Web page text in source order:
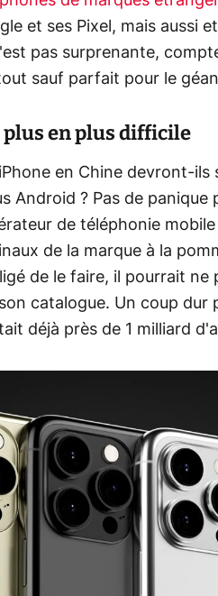
et ses Pixel , mais aussi
pas surprenante,
sauf parfait pour le
en plus difficile
en Chine devront-ils
Android ? Pas de panique
de téléphonie
de la marque à la
de le faire, il pourrait ne
catalogue. Un coup dur
déjà près de 1 milliard